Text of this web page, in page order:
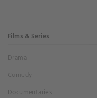
Films & Series
Drama
Comedy
Documentaries